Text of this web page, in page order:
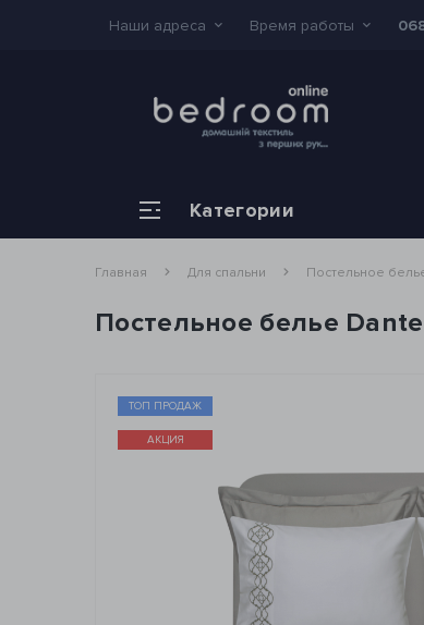
Наши адреса Время работы
Категории
Главная Для спальни Постельное
Постельное белье
ТОП ПРОДАЖ
АКЦИЯ